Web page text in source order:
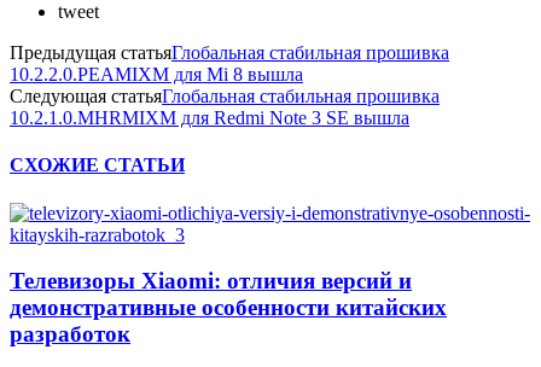
tweet
Предыдущая статьяГлобальная стабильная прошивка
10.2.2.0.PEAMIXM для Mi 8 вышла
Следующая статьяГлобальная стабильная прошивка
10.2.1.0.MHRMIXM для Redmi Note 3 SE вышла
СХОЖИЕ СТАТЬИ
Телевизоры Xiaomi: отличия версий и
демонстративные особенности китайских
разработок